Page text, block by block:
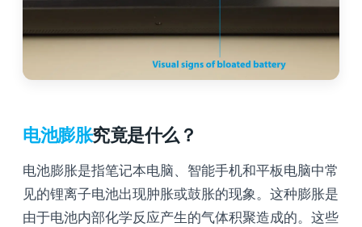
电池膨胀究竟是什么？
电池膨胀是指笔记本电脑、智能手机和平板电脑中常
见的锂离子电池出现肿胀或鼓胀的现象。这种膨胀是
由于电池内部化学反应产生的气体积聚造成的。这些